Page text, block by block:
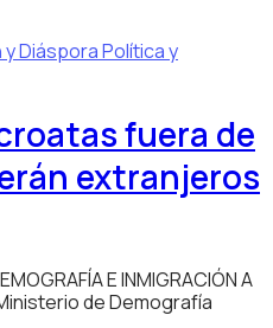
DiásporaPolítica y
fuera de
extranjeros
E INMIGRACIÓN A
de Demografía